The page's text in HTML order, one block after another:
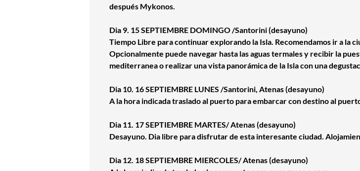
después Mykonos.
Dia 9. 15 SEPTIEMBRE DOMINGO /Santorini (desayuno)
Tiempo Libre para continuar explorando la Isla. Recomendamos ir a la
Opcionalmente puede navegar hasta las aguas termales y recibir la
mediterranea o realizar una vista panorámica de la Isla con una
Dia 10. 16 SEPTIEMBRE LUNES /Santorini, Atenas (desayuno)
A la hora indicada traslado al puerto para embarcar con destino al
Dia 11. 17 SEPTIEMBRE MARTES/ Atenas (desayuno)
Desayuno. Dia libre para disfrutar de esta interesante ciudad.
Dia 12. 18 SEPTIEMBRE MIERCOLES/ Atenas (desayuno)